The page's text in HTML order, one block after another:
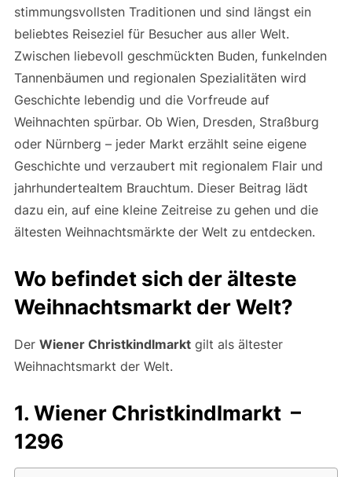
stimmungsvollsten Traditionen und sind längst ein
beliebtes Reiseziel für Besucher aus aller Welt.
Zwischen liebevoll geschmückten Buden, funkelnden
Tannenbäumen und regionalen Spezialitäten wird
Geschichte lebendig und die Vorfreude auf
Weihnachten spürbar. Ob Wien, Dresden, Straßburg
oder Nürnberg – jeder Markt erzählt seine eigene
Geschichte und verzaubert mit regionalem Flair und
jahrhundertealtem Brauchtum. Dieser Beitrag lädt
dazu ein, auf eine kleine Zeitreise zu gehen und die
ältesten Weihnachtsmärkte der Welt zu entdecken.
Wo befindet sich der älteste
Weihnachtsmarkt der Welt?
Der Wiener Christkindlmarktgilt als ältester
Weihnachtsmarkt der Welt.
1. Wiener Christkindlmarkt –
1296